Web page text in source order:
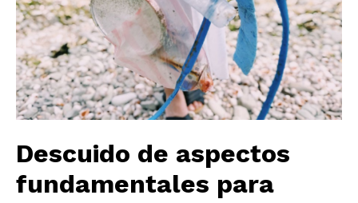
Descuido de aspectos
fundamentales para